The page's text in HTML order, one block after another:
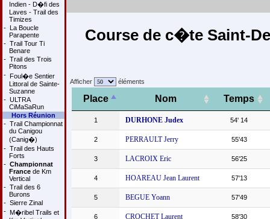
Indien - D�fi des
Laves - Trail des
Timizes
- La Boucle
Parapente
- Trail Tour Ti
Benare
- Trail des Trois
Pitons
- Foul�e Sentier
Littoral de Sainte-
Suzanne
- ULTRA
CiMaSaRun
Hors Réunion
- Trail Championnat
du Canigou
(Canig�)
- Trail des Hauts
Forts
- Championnat
Francede Km
Vertical
- Trail des 6
Burons
- Sierre Zinal
- M�ribel Trails et
Course de c�te Saint-
Afficher éléments
Place Nom Temps
1 DURHONE Judex 54' 14
2 PERRAULT Jerry 55'43
3 LACROIX Eric 56'25
4 HOAREAU Jean Laurent 57'13
5 BEGUE Yoann 57'49
6 CROCHET Laurent 58'30